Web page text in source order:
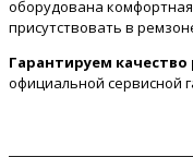
оборудована
присутствовать в
Гарантируем качество
официальной сервисной